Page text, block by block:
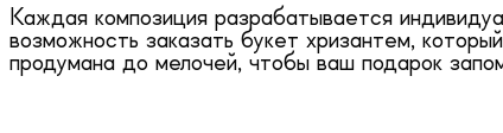
Каждая композиция разрабатывается
возможность заказать букет хризантем,
продумана до мелочей, чтобы ваш подарок